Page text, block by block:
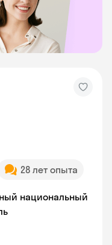
28 лет опыта
национальный